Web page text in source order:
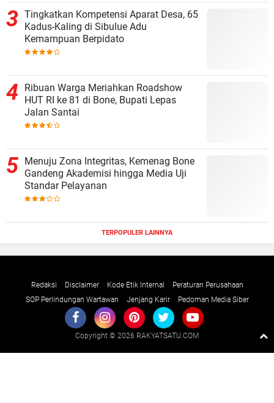
Tingkatkan Kompetensi Aparat Desa, 65
Kadus-Kaling di Sibulue Adu
Kemampuan Berpidato
Ribuan Warga Meriahkan Roadshow
HUT RI ke 81 di Bone, Bupati Lepas
Jalan Santai
Menuju Zona Integritas, Kemenag Bone
Gandeng Akademisi hingga Media Uji
Standar Pelayanan
TERPOPULER LAINNYA
Redaksi Disclaimer Kode Etik Internal
Peraturan Perusahaan
SOP Perlindungan Wartawan
Jenjang Karir Pedoman Media Siber
Copyright © 2026 RAKYATSATU.COM
Raushan